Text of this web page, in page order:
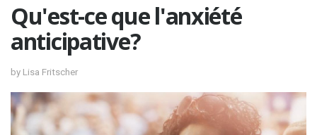
Qu'est-ce que l'anxiété
anticipative?
by Lisa Fritscher